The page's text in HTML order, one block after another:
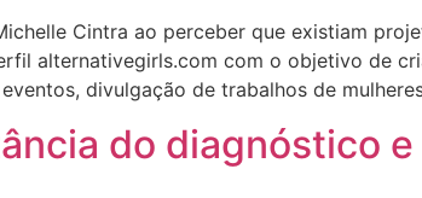
Cintra ao perceber que existiam
alternativegirls.com com o objetivo de
divulgação de trabalhos de
do diagnóstico